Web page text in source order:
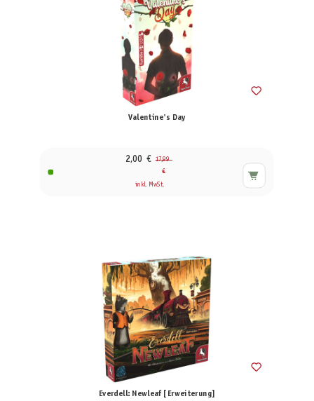
Valentine's Day
2,00 € 17,99
€
inkl. MwSt.
Everdell: Newleaf [Erweiterung]